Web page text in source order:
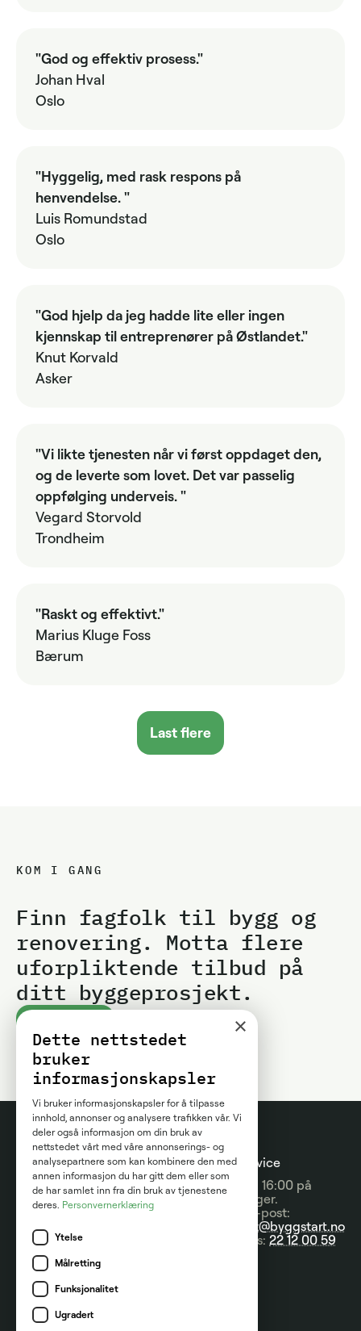
"God og effektiv prosess."
Johan Hval
Oslo
"Hyggelig, med rask respons på
henvendelse. "
Luis Romundstad
Oslo
"God hjelp da jeg hadde lite eller ingen
kjennskap til entreprenører på Østlandet."
Knut Korvald
Asker
"Vi likte tjenesten når vi først oppdaget den,
og de leverte som lovet. Det var passelig
oppfølging underveis. "
Vegard Storvold
Trondheim
"Raskt og effektivt."
Marius Kluge Foss
Bærum
Last flere
KOM I GANG
Finn fagfolk til bygg og
renovering. Motta flere
uforpliktende tilbud på
ditt byggeprosjekt.
Prosjektguider
Prisguider
Artikler
Nyheter
Kategorier
For
entreprenører
Om tjenesten
Kontakt
Kundeservice
09:00 - 16:00 på
hverdager.
Send e-post:
kontakt@byggstart.no
Ring oss: 22 12 00 59
×
Dette nettstedet
bruker
informasjonskapsler
Vi bruker informasjonskapsler for å tilpasse
innhold, annonser og analysere trafikken vår. Vi
deler også informasjon om din bruk av
nettstedet vårt med våre annonserings- og
analysepartnere som kan kombinere den med
annen informasjon du har gitt dem eller som
de har samlet inn fra din bruk av tjenestene
deres. Personvernerklæring
Ytelse
Målretting
Funksjonalitet
Ugradert